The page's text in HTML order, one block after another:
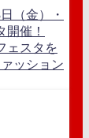
（金）・
催！
ェスタを
ッション